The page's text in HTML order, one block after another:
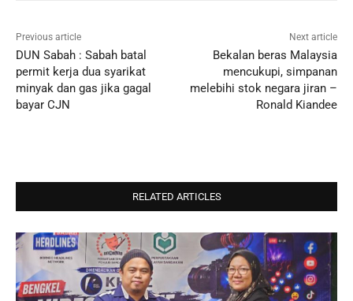
Previous article
DUN Sabah : Sabah batal
permit kerja dua syarikat
minyak dan gas jika gagal
bayar CJN
Next article
Bekalan beras Malaysia
mencukupi, simpanan
melebihi stok negara jiran –
Ronald Kiandee
RELATED ARTICLES